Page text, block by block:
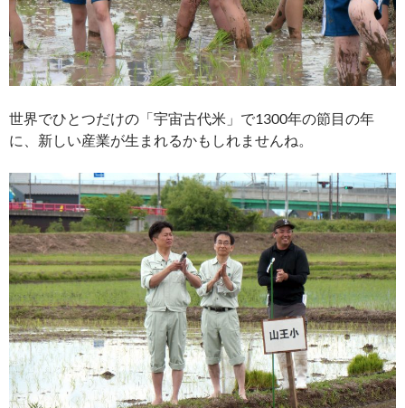
世界でひとつだけの「宇宙古代米」で1300年の節目の年
に、新しい産業が生まれるかもしれませんね。